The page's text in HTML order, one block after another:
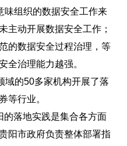
味组织的数据安全工作来
主动开展数据安全工作；
的数据安全过程治理，等
全治理能力越强。
的50多家机构开展了落
等行业。
落地实践是集合各方面
阳市政府负责整体部署指